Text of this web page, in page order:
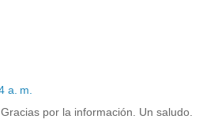
a. m.
por la información. Un saludo.